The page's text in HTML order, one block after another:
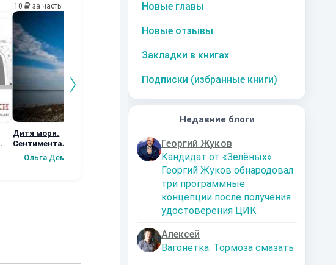
Новые главы
Новые отзывы
Закладки в книгах
Подписки (избранные книги)
Недавние блоги
Георгий Жуков
Кандидат от «Зелёных»
Георгий Жуков обнародовал
три программные
концепции после получения
удостоверения ЦИК
Алексей
Вагонетка. Тормоза смазать
10 за часть
Дитя моря.
Сентиментальный
роман
Ольга Демина
знаю куда - 3.
Дороги Иномирья
Элина Зимакова
10 за часть
знаю куда - 2.
Драконий принц
Элина Зимакова
"Драконий глаз"
Элина Зимакова